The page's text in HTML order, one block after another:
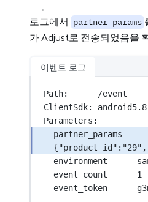
로그에서 partner_params
가 Adjust로 전송되었음을
이벤트 로그
Path:      /event
ClientSdk:
Parameters:
partner_params
environment
event_count      1
event_token